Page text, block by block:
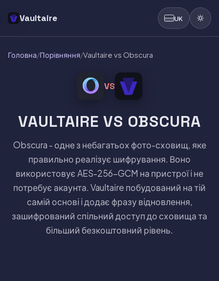
Vaultaire UK
Головна/Порiвняння/Vaultaire vs Obscura
VS
VAULTAIRE VS OBSCURA
Obscura - одне з небагатьох фото-сховищ, яке
правильно реалiзує шифрування. Воно
використовує AES-256-GCM на пристрої i не
потребує акаунта. Vaultaire побудований на тiй
самiй основi i додає фразу вiдновлення,
зашифрований спiльний доступ до сховища та
бiльший безкоштовний рiвень.